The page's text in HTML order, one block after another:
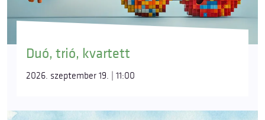
Duó, trió, kvartett
2026. szeptember 19. | 11:00